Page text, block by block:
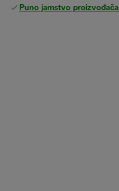
Puno jamstvo proizvođača